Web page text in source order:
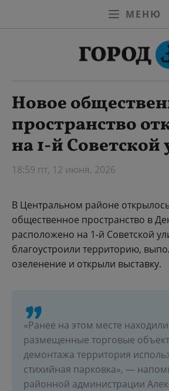
МЕНЮ
Новое
пространство
на 1-й Советской
18:59 пт, 12 июня, 2026
В Центральном районе
общественное пространство в
расположено на 1-й Советской
благоустроили территорию,
озеленение и открыли выставку.
«Ранее на этом месте
размещенные торговые
демонтажа территория
стихийная парковка», —
районной администрации